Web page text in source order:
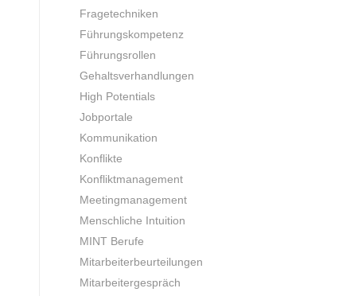
Fragetechniken
Führungskompetenz
Führungsrollen
Gehaltsverhandlungen
High Potentials
Jobportale
Kommunikation
Konflikte
Konfliktmanagement
Meetingmanagement
Menschliche Intuition
MINT Berufe
Mitarbeiterbeurteilungen
Mitarbeitergespräch